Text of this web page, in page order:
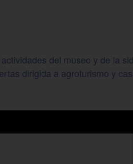
del museo y de la
dirigida a agroturismo y